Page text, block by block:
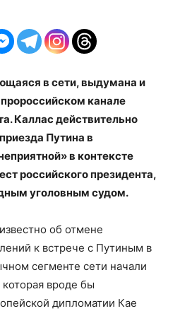
в сети, выдумана и
канале
Каллас действительно
Путина в
в контексте
российского президента,
уголовным судом.
об отмене
к встрече с Путиным в
сегменте сети начали
которая вроде бы
дипломатии Кае